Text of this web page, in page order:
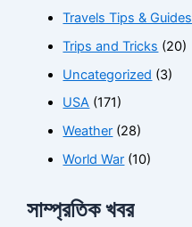
Travels Tips & Guides
Trips and Tricks (20)
Uncategorized (3)
USA (171)
Weather (28)
World War (10)
সাম্প্রতিক খবর